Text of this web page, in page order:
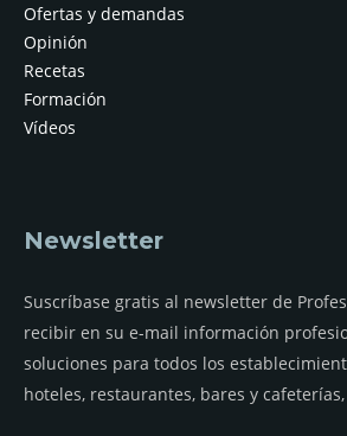
Ofertas y demandas
Opinión
Recetas
Formación
Vídeos
Newsletter
Suscríbase gratis al newsletter de
recibir en su e-mail información
soluciones para todos los
hoteles, restaurantes, bares y